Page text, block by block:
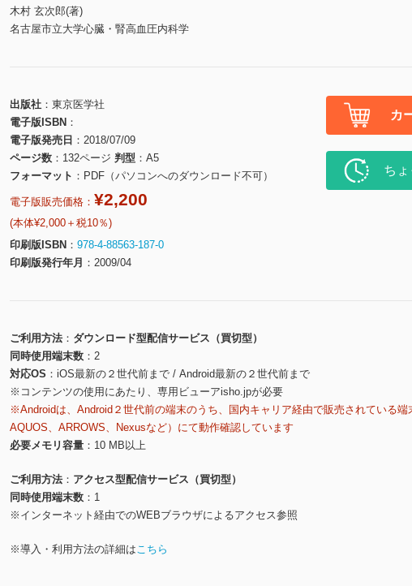
木村 玄次郎(著)
名古屋市立大学心臓・腎高血圧内科学
出版社
東京医学社
電子版ISBN
電子版発売日
2018/07/09
ページ数
132ページ 判型
A5
フォーマット
PDF（パソコンへのダウンロード不可）
電子版販売価格： ¥2,200
(本体¥2,000＋税10％)
印刷版ISBN
978-4-88563-187-0
印刷版発行年月
2009/04
カ
ち
ご利用方法
ダウンロード型配信サービス（買切型）
同時使用端末数
2
対応OS
iOS最新の２世代前まで / Android最新の２世代前まで
※コンテンツの使用にあたり、専用ビューアisho.jpが必要
※Androidは、Android２世代前の端末のうち、国内キャリア経由で販売されている端
AQUOS、ARROWS、Nexusなど）にて動作確認しています
必要メモリ容量
10 MB以上
ご利用方法
アクセス型配信サービス（買切型）
同時使用端末数
1
※インターネット経由でのWEBブラウザによるアクセス参照
※導入・利用方法の詳細はこちら